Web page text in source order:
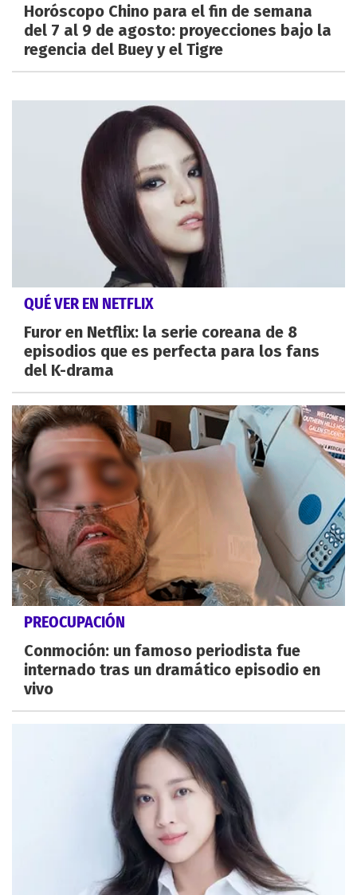
Horóscopo Chino para el fin de semana
del 7 al 9 de agosto: proyecciones bajo la
regencia del Buey y el Tigre
QUÉ VER EN NETFLIX
Furor en Netflix: la serie coreana de 8
episodios que es perfecta para los fans
del K-drama
PREOCUPACIÓN
Conmoción: un famoso periodista fue
internado tras un dramático episodio en
vivo